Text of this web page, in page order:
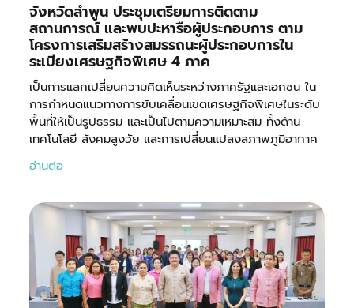
จังหวัดลำพูน ประชุมเตรียมการติดตาม
สถานการณ์ และพบปะหารือผู้ประกอบการ ตาม
โครงการเสริมสร้างสมรรถนะผู้ประกอบการใน
ระเบียงเศรษฐกิจพิเศษ 4 ภาค
เป็นการแลกเปลี่ยนความคิดเห็นระหว่างภาครัฐและเอกชน ใน
การกำหนดแนวทางการขับเคลื่อนเขตเศรษฐกิจพิเศษในระดับ
พื้นที่ให้เป็นรูปธรรม และเป็นไปตามความเหมาะสม ทั้งด้าน
เทคโนโลยี สังคมสูงวัย และการเปลี่ยนแปลงสภาพภูมิอากาศ
อ่านต่อ